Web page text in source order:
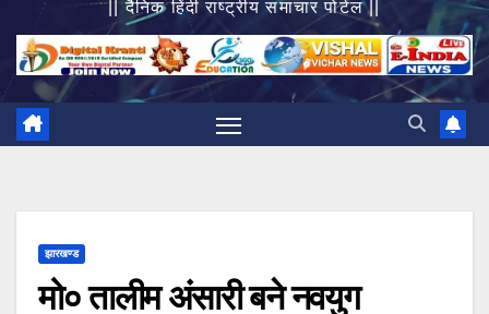
|| दैनिक हिंदी राष्ट्रीय समाचार पोर्टल ||
झारखण्ड
मो० तालीम अंसारी बने नवयुग